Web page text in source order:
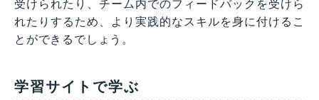
受けられたり、チーム内でのフィードバックを受けら
れたりするため、より実践的なスキルを身に付けるこ
とができるでしょう。
学習サイトで学ぶ